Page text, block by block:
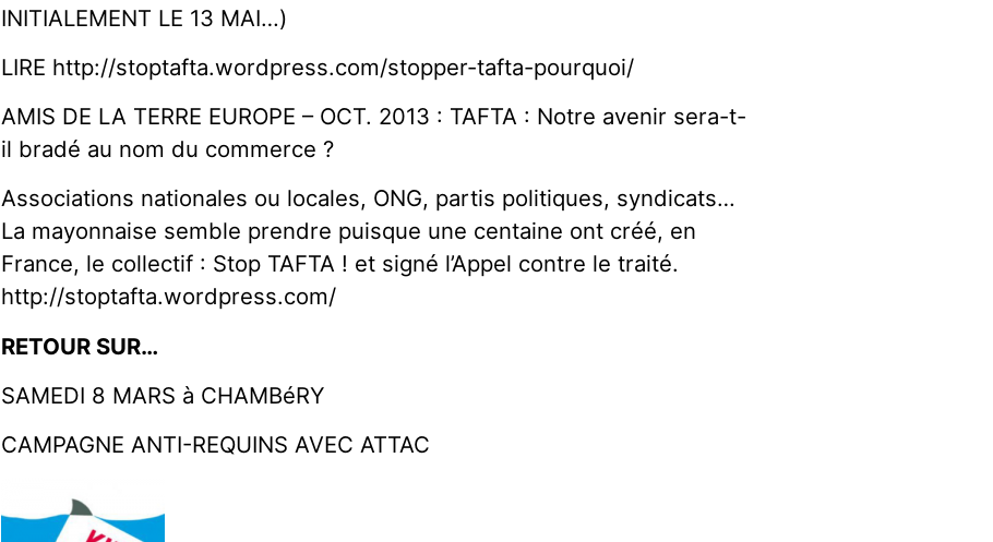
INITIALEMENT LE 13 MAI…)
LIRE http://stoptafta.wordpress.com/stopper-tafta-pourquoi/
AMIS DE LA TERRE EUROPE – OCT. 2013 : TAFTA : Notre avenir sera-t-
il bradé au nom du commerce ?
Associations nationales ou locales, ONG, partis politiques, syndicats…
La mayonnaise semble prendre puisque une centaine ont créé, en
France, le collectif : Stop TAFTA ! et signé l’Appel contre le traité.
http://stoptafta.wordpress.com/
RETOUR SUR…
SAMEDI 8 MARS à CHAMBéRY
CAMPAGNE ANTI-REQUINS AVEC ATTAC